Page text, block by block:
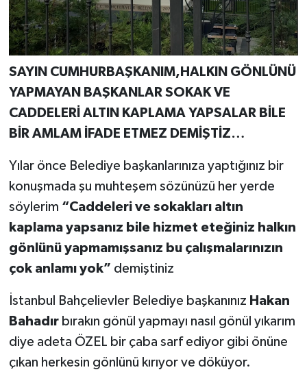
SAYIN CUMHURBAŞKANIM,HALKIN GÖNLÜNÜ
YAPMAYAN BAŞKANLAR SOKAK VE
CADDELERİ ALTIN KAPLAMA YAPSALAR BİLE
BİR AMLAM İFADE ETMEZ DEMİŞTİZ…
Yılar önce Belediye başkanlarınıza yaptığınız bir
konuşmada şu muhteşem sözünüzü her yerde
söylerim “Caddeleri ve sokakları altın
kaplama yapsanız bile hizmet eteğiniz halkın
gönlünü yapmamışsanız bu çalışmalarınızın
çok anlamı yok” demiştiniz
İstanbul Bahçelievler Belediye başkanınız Hakan
Bahadırbırakın gönül yapmayı nasıl gönül yıkarım
diye adeta ÖZEL bir çaba sarf ediyor gibi önüne
çıkan herkesin gönlünü kırıyor ve döküyor.